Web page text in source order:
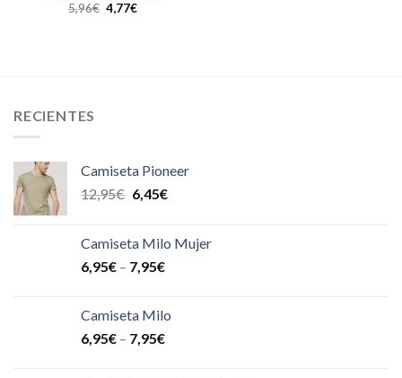
5,96€ 4,77€
RECIENTES
Camiseta Pioneer
12,95€ 6,45€
Camiseta Milo Mujer
6,95€ – 7,95€
Camiseta Milo
6,95€ – 7,95€